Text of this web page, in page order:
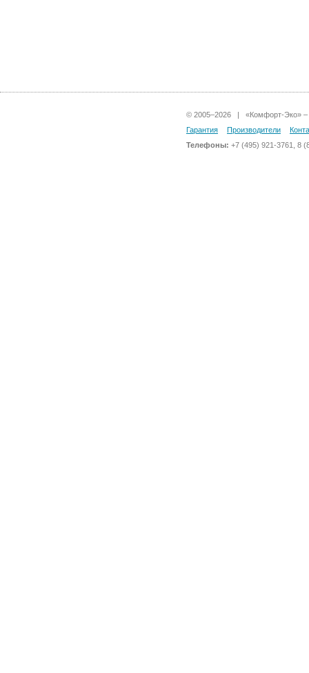
© 2005–2026 | «Комфорт-Эко» –
Гарантия
Производители
Телефоны: +7 (495) 921-3761, 8